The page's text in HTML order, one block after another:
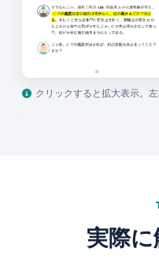
ガリレオが望遠
明したのはガリ
リレオは望遠鏡
その通り。そし
クリックすると拡大表示。
実際